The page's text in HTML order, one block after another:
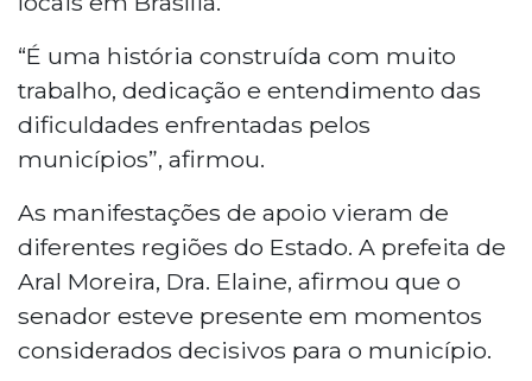
“É uma história construída com muito
trabalho, dedicação e entendimento das
dificuldades enfrentadas pelos
municípios”, afirmou.
As manifestações de apoio vieram de
diferentes regiões do Estado. A prefeita de
Aral Moreira, Dra. Elaine, afirmou que o
senador esteve presente em momentos
considerados decisivos para o município.